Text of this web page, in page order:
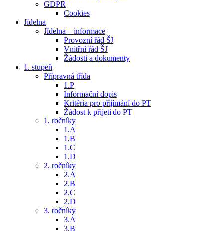
GDPR
Cookies
Jídelna
Jídelna – informace
Provozní řád ŠJ
Vnitřní řád ŠJ
Žádosti a dokumenty
1. stupeň
Přípravná třída
1.P
Informační dopis
Kritéria pro přijímání do PT
Žádost k přijetí do PT
1. ročníky
1.A
1.B
1.C
1.D
2. ročníky
2.A
2.B
2.C
2.D
3. ročníky
3.A
3.B